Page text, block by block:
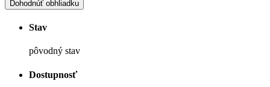
Dohodnúť obhliadku
Stav
pôvodný stav
Dostupnosť